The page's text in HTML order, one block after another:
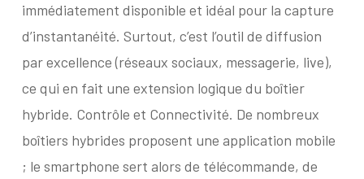
immédiatement disponible et idéal pour la capture
d’instantanéité. Surtout, c’est l’outil de diffusion
par excellence (réseaux sociaux, messagerie, live),
ce qui en fait une extension logique du boîtier
hybride. Contrôle et Connectivité. De nombreux
boîtiers hybrides proposent une application mobile
; le smartphone sert alors de télécommande, de